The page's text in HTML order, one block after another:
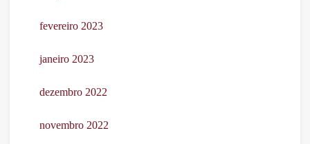
fevereiro 2023
janeiro 2023
dezembro 2022
novembro 2022